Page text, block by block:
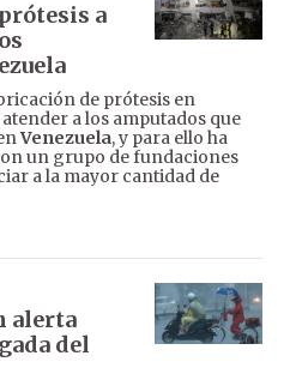
a
de prótesis en
a los amputados que
Venezuela, y para ello ha
un grupo de fundaciones
a la mayor cantidad de
alerta
del